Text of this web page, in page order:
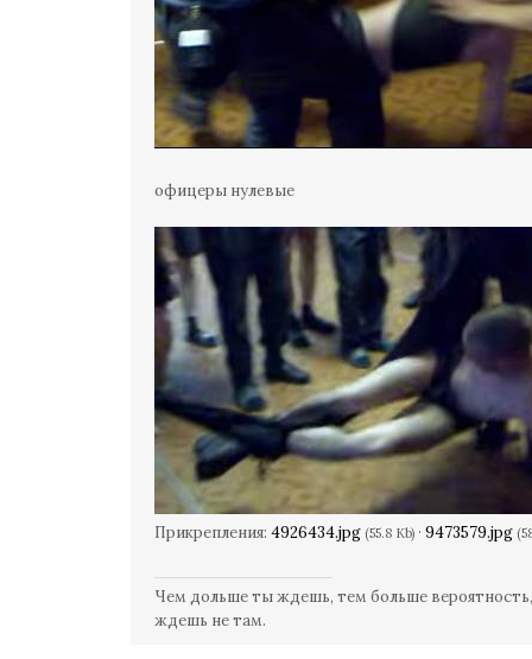
офицеры нулевые
Прикрепления: 4926434.jpg (55.8 Kb) · 9473579.jpg
Чем дольше ты ждешь, тем больше
ждешь не там.